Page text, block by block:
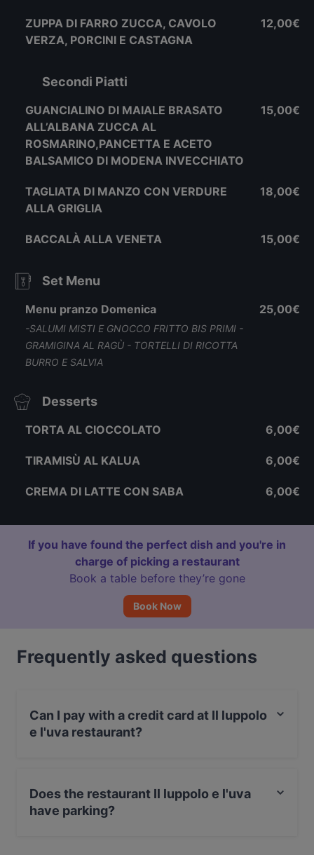
ZUPPA DI FARRO ZUCCA, CAVOLO
VERZA, PORCINI E CASTAGNA
12,00€
Secondi Piatti
GUANCIALINO DI MAIALE BRASATO
ALL’ALBANA ZUCCA AL
ROSMARINO,PANCETTA E ACETO
BALSAMICO DI MODENA INVECCHIATO
15,00€
TAGLIATA DI MANZO CON VERDURE
ALLA GRIGLIA
18,00€
BACCALÀ ALLA VENETA 15,00€
Set Menu
Menu pranzo Domenica
-SALUMI MISTI E GNOCCO FRITTO BIS PRIMI -
GRAMIGINA AL RAGÙ - TORTELLI DI RICOTTA
BURRO E SALVIA
25,00€
Desserts
TORTA AL CIOCCOLATO 6,00€
TIRAMISÙ AL KALUA 6,00€
CREMA DI LATTE CON SABA 6,00€
If you have found the perfect dish and you're in
charge of picking a restaurant
Book a table before they’re gone
Book Now
Frequently asked questions
Can I pay with a credit card at Il luppolo
e l'uva restaurant?
Does the restaurant Il luppolo e l'uva
have parking?